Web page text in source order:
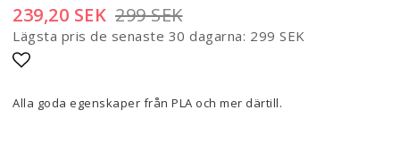
299 SEK
239,20 SEK
Lägsta pris de senaste 30 dagarna 299 SEK
Alla goda egenskaper från PLA och mer därtill.